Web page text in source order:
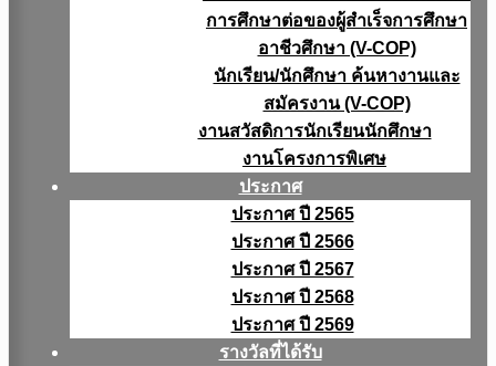
การศึกษาต่อของผู้สำเร็จการศึกษา
อาชีวศึกษา (V-COP)
นักเรียน/นักศึกษา ค้นหางานและ
สมัครงาน (V-COP)
งานสวัสดิการนักเรียนนักศึกษา
งานโครงการพิเศษ
ประกาศ
ประกาศ ปี 2565
ประกาศ ปี 2566
ประกาศ ปี 2567
ประกาศ ปี 2568
ประกาศ ปี 2569
รางวัลที่ได้รับ